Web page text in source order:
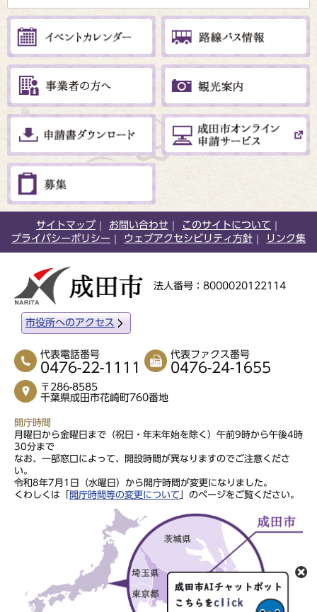
サイトマップ お問い合わせ
このサイトについて
プライバシーポリシー
ウェブアクセシビリティ方針 リンク集
法人番号：8000020122114
市役所へのアクセス
代表電話番号
0476-22-1111
代表ファクス番号
0476-24-1655
〒286-8585
千葉県成田市花崎町760番地
開庁時間
月曜日から金曜日まで（祝日・年末年始を除く）午前9時から午後4時
30分まで
なお、一部窓口によって、開設時間が異なりますのでご注意くださ
い。
令和8年7月1日（水曜日）から開庁時間が変更になりました。
くわしくは「
開庁時間等の変更について 」のページをご覧ください。